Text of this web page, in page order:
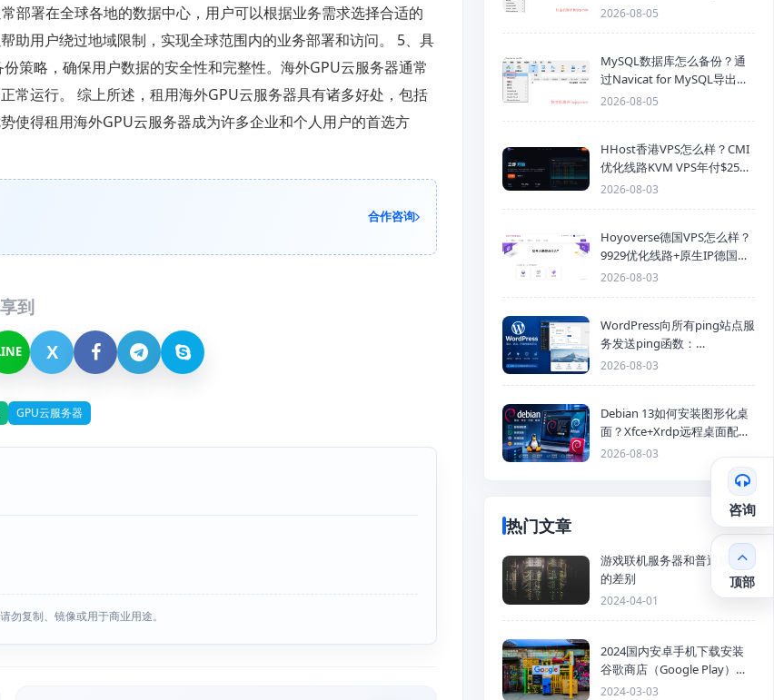
部署在全球各地的数据中心，用户可以根据业务需求选择合适的
助用户绕过地域限制，实现全球范围内的业务部署和访问。 5、具
策略，确保用户数据的安全性和完整性。海外GPU云服务器通常
常运行。 综上所述，租用海外GPU云服务器具有诸多好处，包括
使得租用海外GPU云服务器成为许多企业和个人用户的首选方
合作咨询
到
X
GPU云服务器
复制、镜像或用于商业用途。
入SQL备份文件
2026-08-05
MySQL数据库怎么备份？通
过Navicat for MySQL导出
Mysql数据库为SQL格式备份
2026-08-05
HHost香港VPS怎么样？CMI
优化线路KVM VPS年付$25
起，4GB内存优惠套餐
2026-08-03
Hoyoverse德国VPS怎么样？
9929优化线路+原生IP德国
KVM VPS推荐
2026-08-03
WordPress向所有ping站点服
务发送ping函数：
generic_ping
2026-08-03
Debian 13如何安装图形化桌
面？Xfce+Xrdp远程桌面配置
教程
2026-08-03
热门文章
游戏联机服务器和普通服务器
的差别
2024-04-01
2024国内安卓手机下载安装
谷歌商店（Google Play）详
细步骤
2024-03-03
咨询
顶部